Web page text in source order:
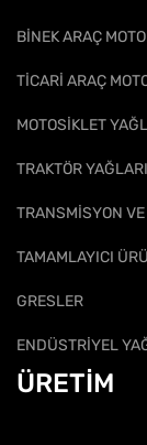
BİNEK ARAÇ
TİCARİ ARAÇ
MOTOSİKLET
TRAKTÖR YAĞLARI
TRANSMİSYON
TAMAMLAYICI
GRESLER
ENDÜSTRİYEL
ÜRETİM